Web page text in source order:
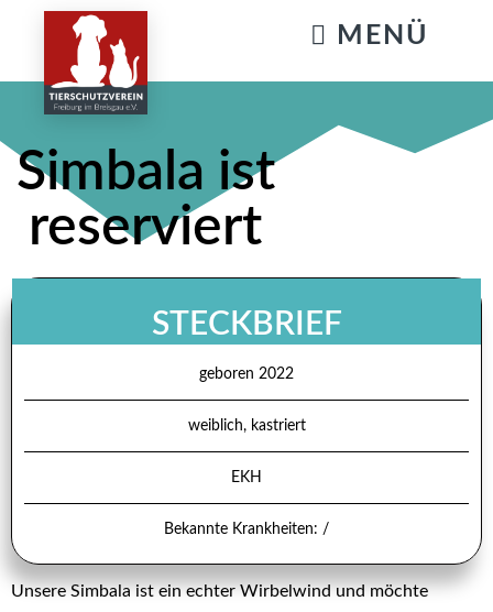
Simbala ist
reserviert
Unsere Simbala ist ein echter Wirbelwind und möchte
STECKBRIEF
geboren 2022
weiblich, kastriert
EKH
Bekannte Krankheiten: /